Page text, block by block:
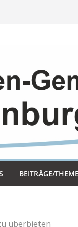
BEITRÄGE/
überbieten